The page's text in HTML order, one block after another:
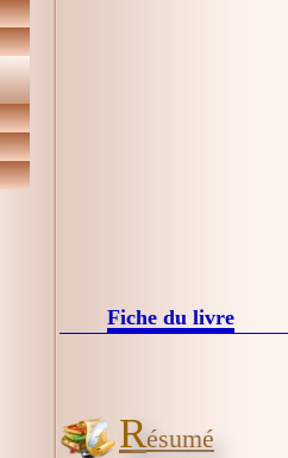
Fiche du livre
Résumé